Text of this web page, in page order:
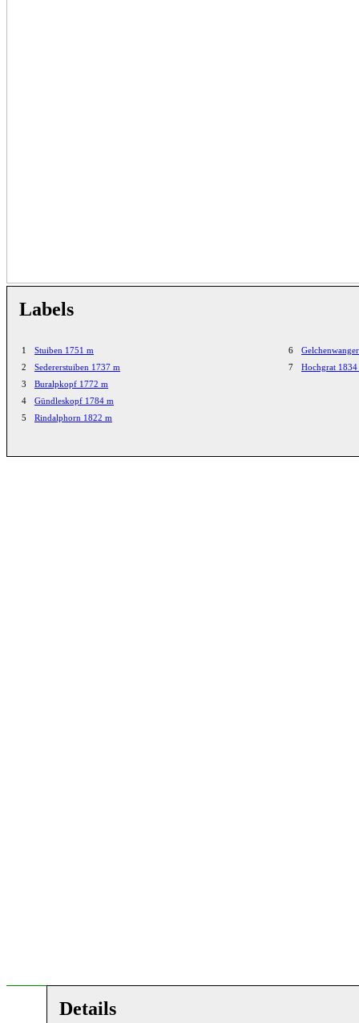
Labels
1
Stuiben 1751 m
2
Sedererstuiben 1737 m
3
Buralpkopf 1772 m
4
Gündleskopf 1784 m
5
Rindalphorn 1822 m
6
7
Hochgrat
Details